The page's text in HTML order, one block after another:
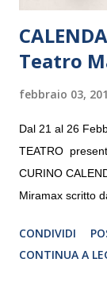
Teatro
febbraio 03,
Dal 21 al 26
TEATRO
CURINO
Miramax scritto
CRISTINA
CONDIVIDI
CONTINUA A